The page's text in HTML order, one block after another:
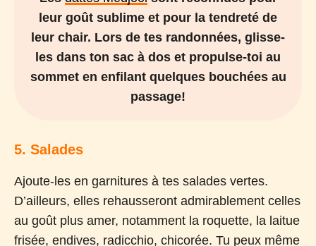
leur goût sublime et pour la tendreté de
leur chair. Lors de tes randonnées, glisse-
les dans ton sac à dos et propulse-toi au
sommet en enfilant quelques bouchées au
passage!
5. Salades
Ajoute-les en garnitures à tes salades vertes.
D’ailleurs, elles rehausseront admirablement celles
au goût plus amer, notamment la roquette, la laitue
frisée, endives, radicchio, chicorée. Tu peux même